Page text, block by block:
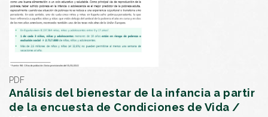
PDF
Análisis del bienestar de la infancia a partir
de la encuesta de Condiciones de Vida /